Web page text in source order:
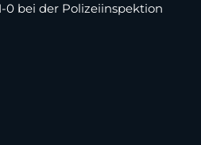
0 bei der Polizeiinspektion